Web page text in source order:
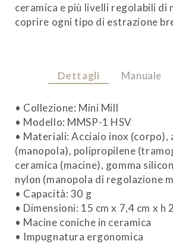
ceramica e più livelli regolabili di
coprire ogni tipo di estrazione
Dettagli Manuale
• Collezione: Mini Mill
• Modello: MMSP-1 HSV
• Materiali: Acciaio inox (corpo),
(manopola), polipropilene
ceramica (macine), gomma
nylon (manopola di regolazione
• Capacità: 30 g
• Dimensioni: 15 cm x 7,4 cm x h
• Macine coniche in ceramica
• Impugnatura ergonomica